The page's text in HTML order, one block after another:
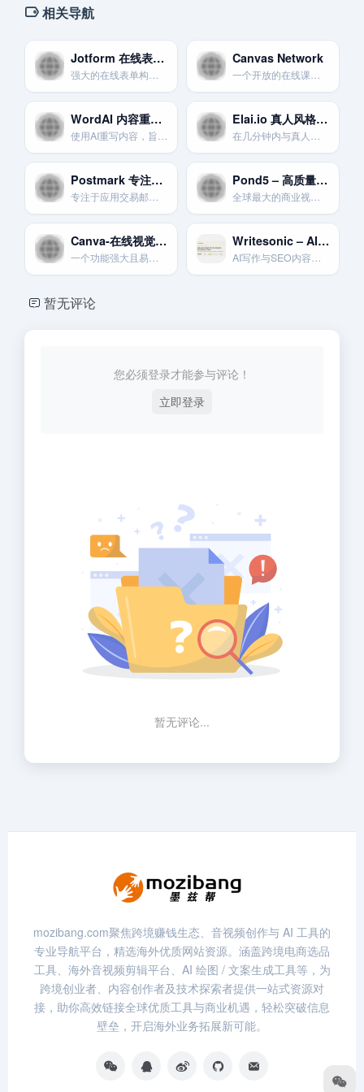
相关导航
Jotform 在线表单构建器
强大的在线表单构建器，可以与各种邮件营销工具集成。
Canvas Network
一个开放的在线课程平台，允许教育工作者和机构免费授课。
WordAI 内容重写器
使用AI重写内容，旨在将内容输出提高10倍，适用于视频脚本预处理。
Elai.io 真人风格AI视频
在几分钟内与真人形象创作人工智能视频，简化专业视频创建。
Postmark 专注于交易邮件
专注于应用交易邮件的发送服务，以其极快的发送速度和高送达率著称。
Pond5 – 高质量商业素材库
全球最大的商业视频、音乐和特效素材交易平台之一。提供专业级的素材用于高端TikTok制作。
Canva-在线视觉设计神器
一个功能强大且易于上手的在线平面设计平台。是制作营销素材的必备工具。
Writesonic – AI写作与SEO
AI写作与SEO内容生成
暂无评论
您必须登录才能参与评论！
立即登录
暂无评论...
mozibang.com聚焦跨境赚钱生态、音视频创作与 AI 工具的
专业导航平台，精选海外优质网站资源。涵盖跨境电商选品
工具、海外音视频剪辑平台、AI 绘图 / 文案生成工具等，为
跨境创业者、内容创作者及技术探索者提供一站式资源对
接，助你高效链接全球优质工具与商业机遇，轻松突破信息
壁垒，开启海外业务拓展新可能。